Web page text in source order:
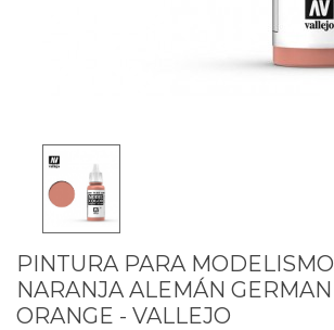
PINTURA PARA MODELISMO
NARANJA ALEMÁN GERMAN
ORANGE - VALLEJO